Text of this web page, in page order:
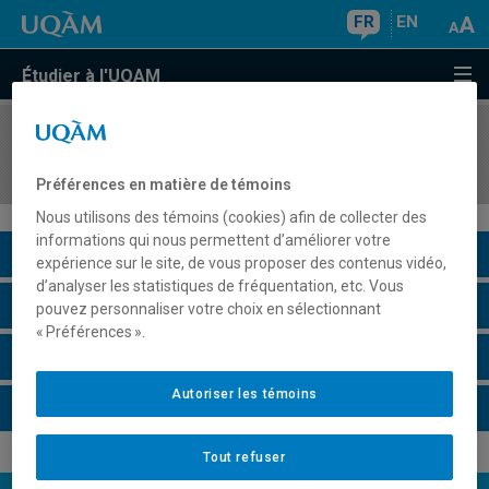
FR EN
Étudier à l'UQAM
COURS//
Description du cours
Horaire - Été 2026
Préférences en matière de témoins
Nous utilisons des témoins (cookies) afin de collecter des
informations qui nous permettent d’améliorer votre
expérience sur le site, de vous proposer des contenus vidéo,
d’analyser les statistiques de fréquentation, etc. Vous
pouvez personnaliser votre choix en sélectionnant
« Préférences ».
Tout refuser
Autoriser les témoins